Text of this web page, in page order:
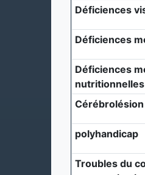
Déficiences
Déficiences
Déficiences
nutritionnelles
Cérébrolésion
polyhandicap
Troubles du